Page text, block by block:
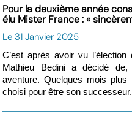
Pour la deuxième année
élu Mister France : «
Le 31 Janvier 2025
C’est après avoir vu
Mathieu Bedini a décidé
aventure. Quelques mois plus
choisi pour être son successeur.